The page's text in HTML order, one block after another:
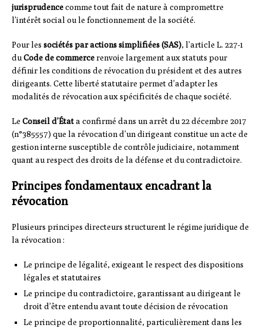
jurisprudencecomme tout fait de nature à compromettre
l’intérêt social ou le fonctionnement de la société.
Pour les sociétés par actions simplifiées (SAS), l’article L. 227-1
duCode de commercerenvoie largement aux statuts pour
définir les conditions de révocation du président et des autres
dirigeants. Cette liberté statutaire permet d’adapter les
modalités de révocation aux spécificités de chaque société.
Le Conseil d’Étata confirmé dans un arrêt du 22 décembre 2017
(n°385557) que la révocation d’un dirigeant constitue un acte de
gestion interne susceptible de contrôle judiciaire, notamment
quant au respect des droits de la défense et du contradictoire.
Principes fondamentaux encadrant la
révocation
Plusieurs principes directeurs structurent le régime juridique de
la révocation :
Le principe de légalité, exigeant le respect des dispositions
légales et statutaires
Le principe du contradictoire, garantissant au dirigeant le
droit d’être entendu avant toute décision de révocation
Le principe de proportionnalité, particulièrement dans les